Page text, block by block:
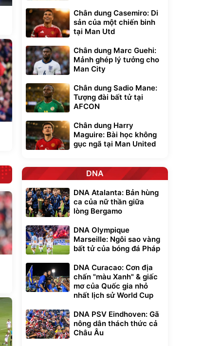
Chân dung Casemiro: Di
sản của một chiến binh
tại Man Utd
Chân dung Marc Guehi:
Mảnh ghép lý tưởng cho
Man City
Chân dung Sadio Mane:
Tượng đài bất tử tại
AFCON
Chân dung Harry
Maguire: Bài học không
gục ngã tại Man United
DNA
DNA Atalanta: Bản hùng
ca của nữ thần giữa
lòng Bergamo
DNA Olympique
Marseille: Ngôi sao vàng
bất tử của bóng đá Pháp
DNA Curacao: Cơn địa
chấn "màu Xanh" & giấc
mơ của Quốc gia nhỏ
nhất lịch sử World Cup
DNA PSV Eindhoven: Gã
nông dân thách thức cả
Châu Âu